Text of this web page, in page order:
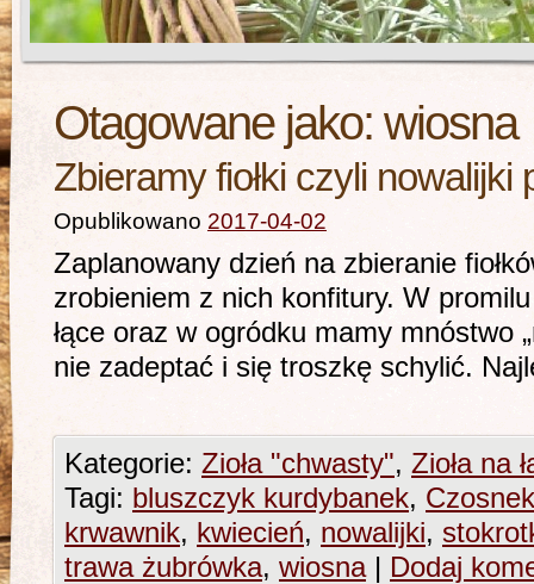
Otagowane jako: wiosna
Zbieramy fiołki czyli nowalijki
Opublikowano 2017-04-02
Zaplanowany dzień na zbieranie
zrobieniem z nich konfitury. W
łące oraz w ogródku mamy mnóstwo
nie zadeptać i się troszkę
Kategorie: Zioła "chwasty", Zioła na
Tagi: bluszczyk kurdybanek,
krwawnik, kwiecień, nowalijki,
trawa żubrówka, wiosna | Dodaj